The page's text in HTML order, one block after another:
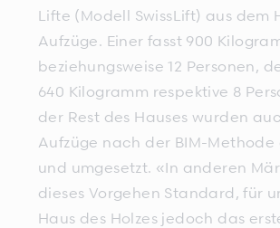
Lifte (Modell SwissLift) aus dem
Aufzüge. Einer fasst 900
beziehungsweise 12 Personen,
640 Kilogramm respektive 8
der Rest des Hauses wurden
Aufzüge nach der BIM-
und umgesetzt. «In anderen
dieses Vorgehen Standard, für
Haus des Holzes jedoch das